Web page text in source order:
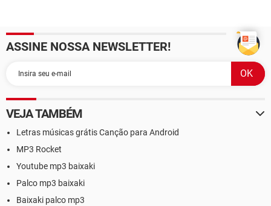
ASSINE NOSSA NEWSLETTER!
VEJA TAMBÉM
Letras músicas grátis Canção para Android
MP3 Rocket
Youtube mp3 baixaki
Palco mp3 baixaki
Baixaki palco mp3